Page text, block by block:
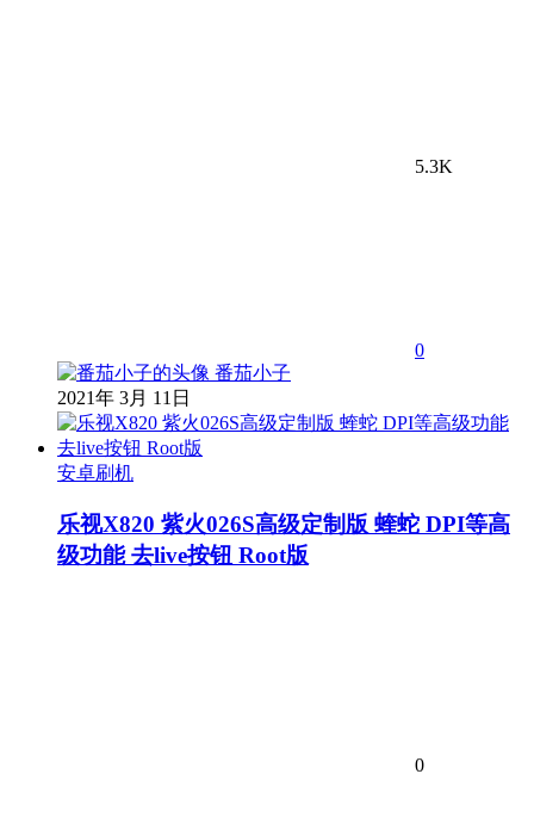
5.3K
0
番茄小子
2021年 3月 11日
安卓刷机
乐视X820 紫火026S高级定制版 蝰蛇 DPI等高
级功能 去live按钮 Root版
0